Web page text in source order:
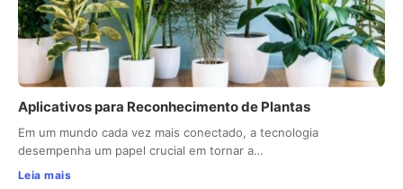
Aplicativos para Reconhecimento de Plantas
Em um mundo cada vez mais conectado, a tecnologia
desempenha um papel crucial em tornar a…
Leia mais